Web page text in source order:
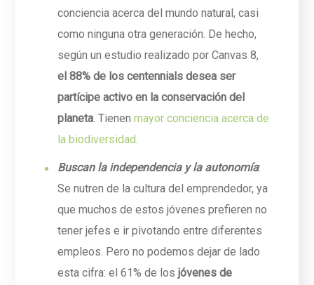
conciencia acerca del mundo natural, casi
como ninguna otra generación. De hecho,
según un estudio realizado por Canvas 8,
el 88% de los centennials desea ser
partícipe activo en la conservación del
planeta. Tienenmayor conciencia acerca de
la biodiversidad.
Buscan la independencia y la autonomía:
Se nutren de la cultura del emprendedor, ya
que muchos de estos jóvenes prefieren no
tener jefes e ir pivotando entre diferentes
empleos. Pero no podemos dejar de lado
esta cifra: el 61% de losjóvenes de